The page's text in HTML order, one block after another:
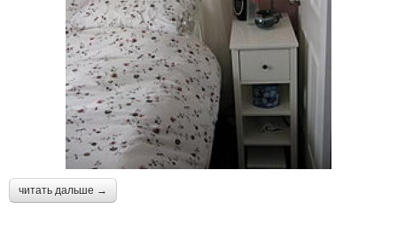
читать дальше →